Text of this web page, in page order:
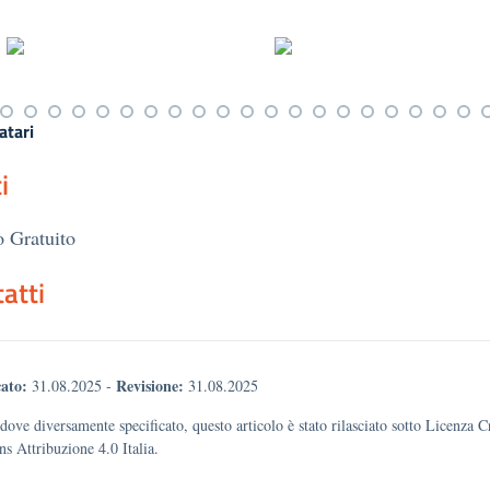
Gratuito
31.08.2025 - Revisione: 31.08.2025
diversamente specificato, questo articolo è stato rilasciato sotto Licenza
Attribuzione 4.0 Italia.